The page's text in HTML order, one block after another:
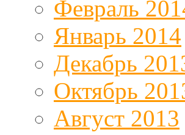
Февраль
Январь 2014
Декабрь
Октябрь
Август 2013